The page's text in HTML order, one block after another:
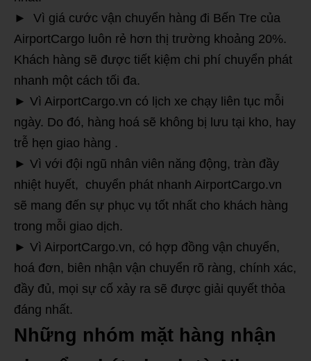
► Vì giá cước vận chuyển hàng đi Bến Tre của
AirportCargo luôn rẻ hơn thị trường khoảng 20%.
Khách hàng sẽ được tiết kiệm chi phí chuyển phát
nhanh một cách tối đa.
► Vì AirportCargo.vn có lịch xe chạy liên tục mỗi
ngày. Do đó, hàng hoá sẽ không bị lưu tại kho, hay
trễ hẹn giao hàng .
► Vì với đội ngũ nhân viên năng động, tràn đầy
nhiệt huyết, chuyển phát nhanh AirportCargo.vn
sẽ mang đến sự phục vụ tốt nhất cho khách hàng
trong mỗi giao dịch.
► Vì AirportCargo.vn, có hợp đồng vận chuyển,
hoá đơn, biên nhận vận chuyển rõ ràng, chính xác,
đầy đủ, mọi sự cố xảy ra sẽ được giải quyết thỏa
đáng nhất.
Những nhóm mặt hàng nhận